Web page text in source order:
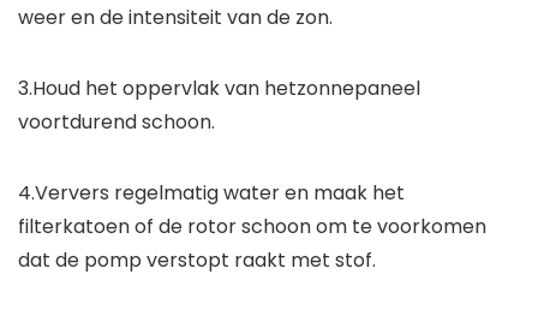
weer en de intensiteit van de zon.
3.Houd het oppervlak van hetzonnepaneel
voortdurend schoon.
4.Ververs regelmatig water en maak het
filterkatoen of de rotor schoon om te voorkomen
dat de pomp verstopt raakt met stof.